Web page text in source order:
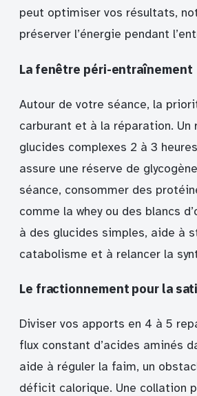
peut optimiser vos résultats,
préserver l’énergie pendant
La fenêtre péri-entraînement
Autour de votre séance, la
carburant et à la réparation. Un
glucides complexes 2 à 3
assure une réserve de
séance, consommer des
comme la whey ou des blancs
à des glucides simples, aide à
catabolisme et à relancer la
Le fractionnement pour la
Diviser vos apports en 4 à 5
flux constant d’acides aminés
aide à réguler la faim, un
déficit calorique. Une collation